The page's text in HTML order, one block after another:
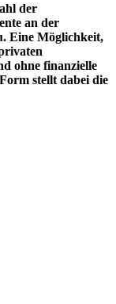
der
an der
Eine Möglichkeit,
ohne finanzielle
stellt dabei die